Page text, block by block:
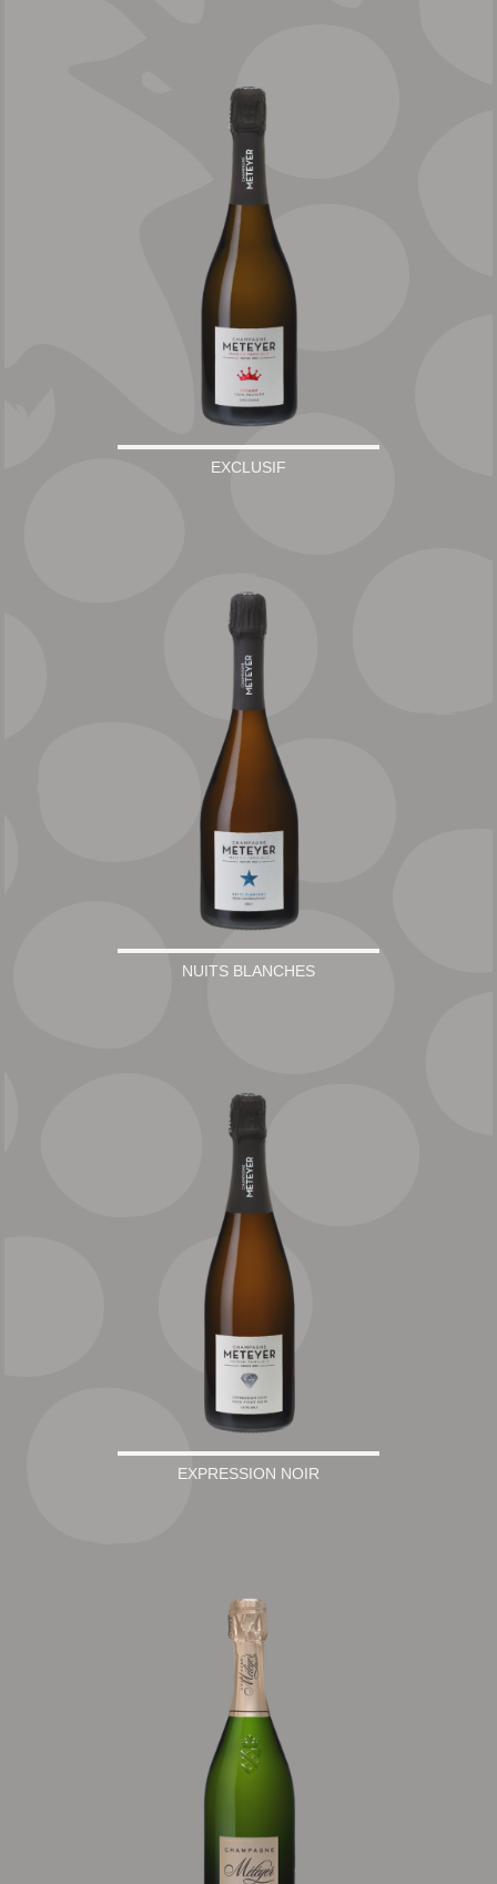
EXCLUSIF
NUITS BLANCHES
EXPRESSION NOIR